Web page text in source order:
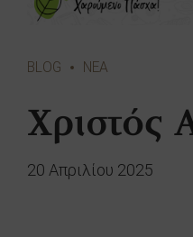
BLOG ΝΕΑ
Χριστός
20 Απριλίου 2025